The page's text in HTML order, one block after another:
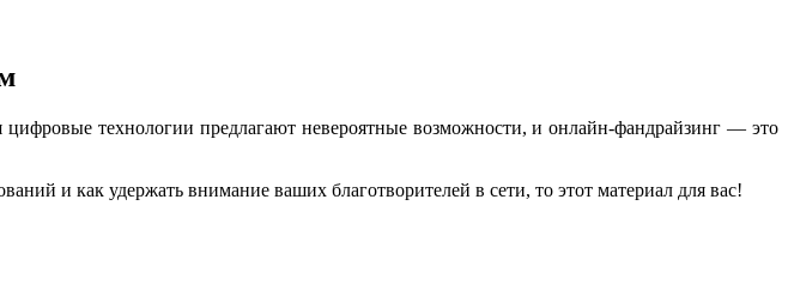
технологии предлагают невероятные возможности, и онлайн-фандрайзинг — это
и как удержать внимание ваших благотворителей в сети, то этот материал для вас!